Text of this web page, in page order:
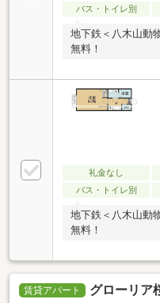
バス・トイレ別
地下鉄＜八木山
無料！
礼金なし
バス・トイレ別
地下鉄＜八木山
無料！
賃貸アパート グローリア